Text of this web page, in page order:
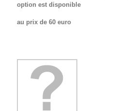
option est disponible
au prix de 60 euro